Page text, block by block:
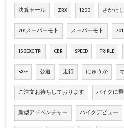
決算セール ZRX 1200 さかたし
701スーパーモト スーパーモト
150EXC TPI CBR SPEED TRIPLE
SX-F 公道 走行 にゅうか
ご注文お待ちしております バイクに
新型アドベンチャー バイクデビュー